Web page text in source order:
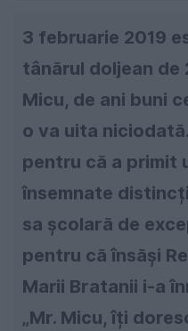
3 februarie 2019
tânărul doljean de
Micu, de ani buni
o va uita
pentru că a primit
însemnate
sa școlară de
pentru că însăși
Marii Bratanii i-a
„Mr. Micu, îți